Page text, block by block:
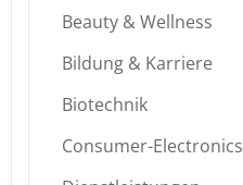
Beauty & Wellness
Bildung & Karriere
Biotechnik
Consumer-Electronics